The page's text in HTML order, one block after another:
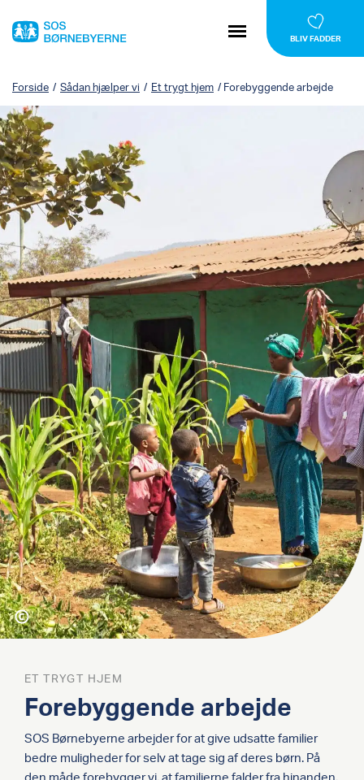
BLIV FADDER
Forside / Sådan hjælper vi / Et trygt hjem / Forebyggende arbejde
ET TRYGT HJEM
Forebyggende arbejde
SOS Børnebyerne arbejder for at give udsatte familier
bedre muligheder for selv at tage sig af deres børn. På
den måde forebygger vi, at familierne falder fra hinanden,